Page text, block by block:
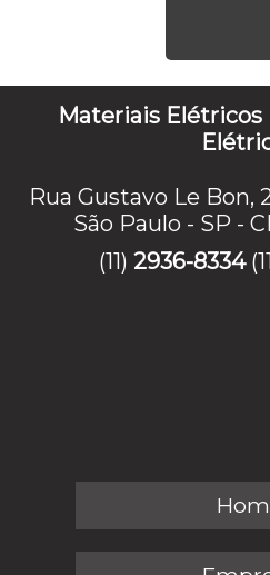
Materiais Elétricos
Rua Gustavo Le Bon,
São Paulo - SP -
(11) 2936-8334